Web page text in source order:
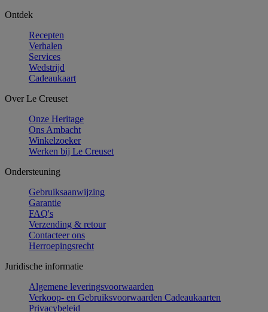
Ontdek
Recepten
Verhalen
Services
Wedstrijd
Cadeaukaart
Over Le Creuset
Onze Heritage
Ons Ambacht
Winkelzoeker
Werken bij Le Creuset
Ondersteuning
Gebruiksaanwijzing
Garantie
FAQ's
Verzending & retour
Contacteer ons
Herroepingsrecht
Juridische informatie
Algemene leveringsvoorwaarden
Verkoop- en Gebruiksvoorwaarden Cadeaukaarten
Privacybeleid